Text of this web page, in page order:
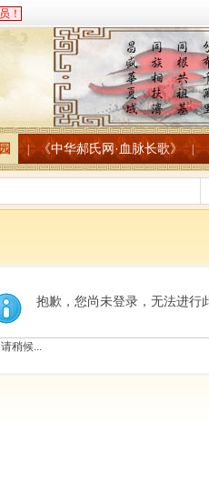
！
《中华郝氏网·血脉长歌》
抱歉，您尚未登录，无法进行
请稍候...